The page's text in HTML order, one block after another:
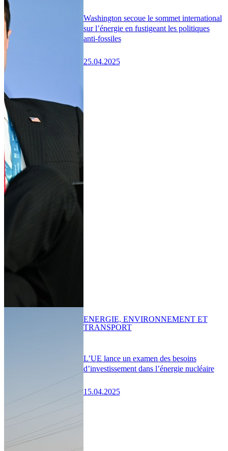
Washington secoue le sommet international
sur l’énergie en fustigeant les politiques
anti-fossiles
25.04.2025
L’UE lance un examen des besoins
d’investissement dans l’énergie nucléaire
15.04.2025
ENERGIE, ENVIRONNEMENT ET
TRANSPORT